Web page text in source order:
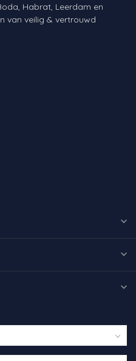
Habrat, Leerdam en
van veilig & vertrouwd